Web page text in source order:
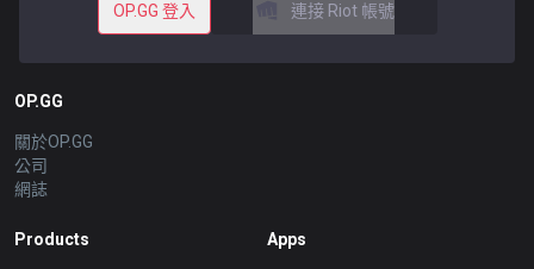
OP.GG 登入 連接 Riot 帳號
OP.GG
關於OP.GG
公司
網誌
Products Apps